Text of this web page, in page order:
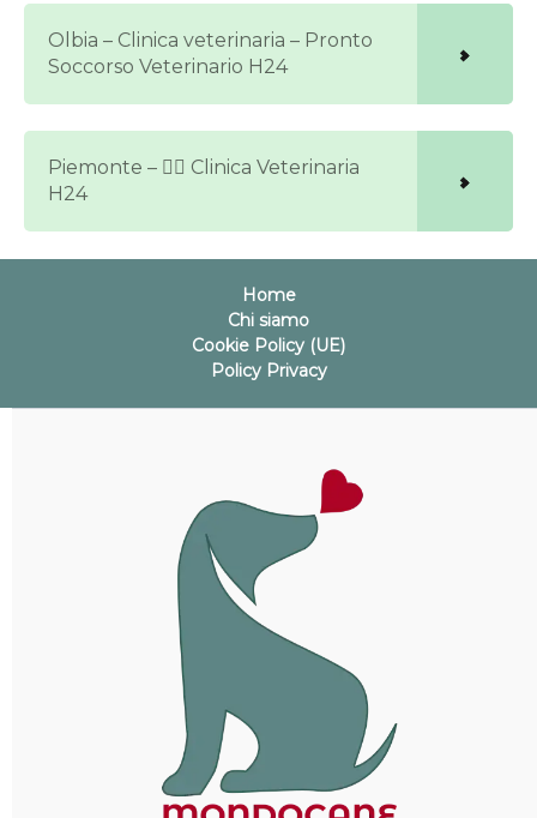
Olbia – Clinica veterinaria – Pronto
Soccorso Veterinario H24
Piemonte – 🐕‍🦺 Clinica Veterinaria
H24
Home
Chi siamo
Cookie Policy (UE)
Policy Privacy